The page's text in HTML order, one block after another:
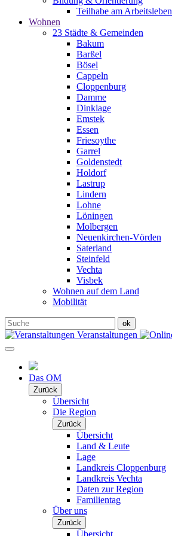
Teilhabe am Arbeitsleben
Wohnen
23 Städte & Gemeinden
Bakum
Barßel
Bösel
Cappeln
Cloppenburg
Damme
Dinklage
Emstek
Essen
Friesoythe
Garrel
Goldenstedt
Holdorf
Lastrup
Lindern
Lohne
Löningen
Molbergen
Neuenkirchen-Vörden
Saterland
Steinfeld
Vechta
Visbek
Wohnen auf dem Land
Mobilität
Veranstaltungen
Das OM
Zurück
Übersicht
Die Region
Zurück
Übersicht
Land & Leute
Lage
Landkreis Cloppenburg
Landkreis Vechta
Daten zur Region
Familientag
Über uns
Zurück
Übersicht